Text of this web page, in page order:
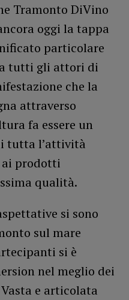
Tramonto DiVino
oggi la tappa
particolare
tutti gli attori di
che la
attraverso
fa essere un
tutta l’attività
ai prodotti
qualità.
si sono
sul mare
si è
nel meglio dei
e articolata